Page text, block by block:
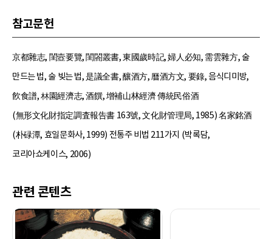
참고문헌
京都雜志, 閨壼要覽, 閨閤叢書, 東國歲時記, 婦人必知, 需雲雜方, 술
만드는 법, 술 빚는 법, 是議全書, 釀酒方, 曆酒方文, 要錄, 음식디미방,
飮食譜, 林園經濟志, 酒饌, 增補山林經濟 傳統民俗酒
(無形文化財指定調査報告書 163號, 文化財管理局, 1985) 名家銘酒
(朴碌潭, 효일문화사, 1999) 전통주 비법 211가지 (박록담,
코리아쇼케이스, 2006)
관련 콘텐츠